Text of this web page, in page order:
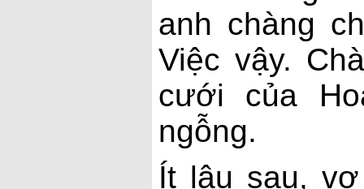
anh chàng
Việc vậy.
cưới của
ngỗng.
Ít lâu sau,